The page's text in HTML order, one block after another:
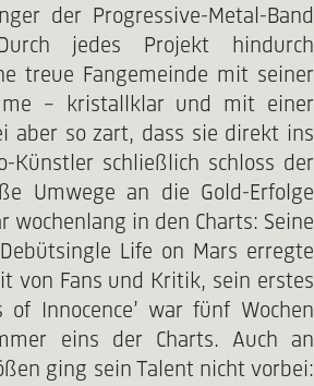
der Progressive-Metal-Band
jedes Projekt hindurch
treue Fangemeinde mit seiner
– kristallklar und mit einer
aber so zart, dass sie direkt ins
Künstler schließlich schloss der
Umwege an die Gold-Erfolge
wochenlang in den Charts: Seine
Life on Mars erregte
von Fans und Kritik, sein erstes
of Innocence’ war fünf Wochen
eins der Charts. Auch an
ging sein Talent nicht vorbei: